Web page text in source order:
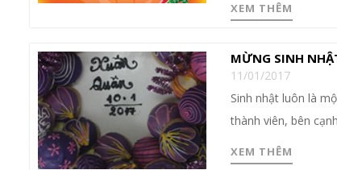
XEM THÊM
MỪNG SINH
11/01/2017
Sinh nhật luôn là
thành viên, bên
XEM THÊM